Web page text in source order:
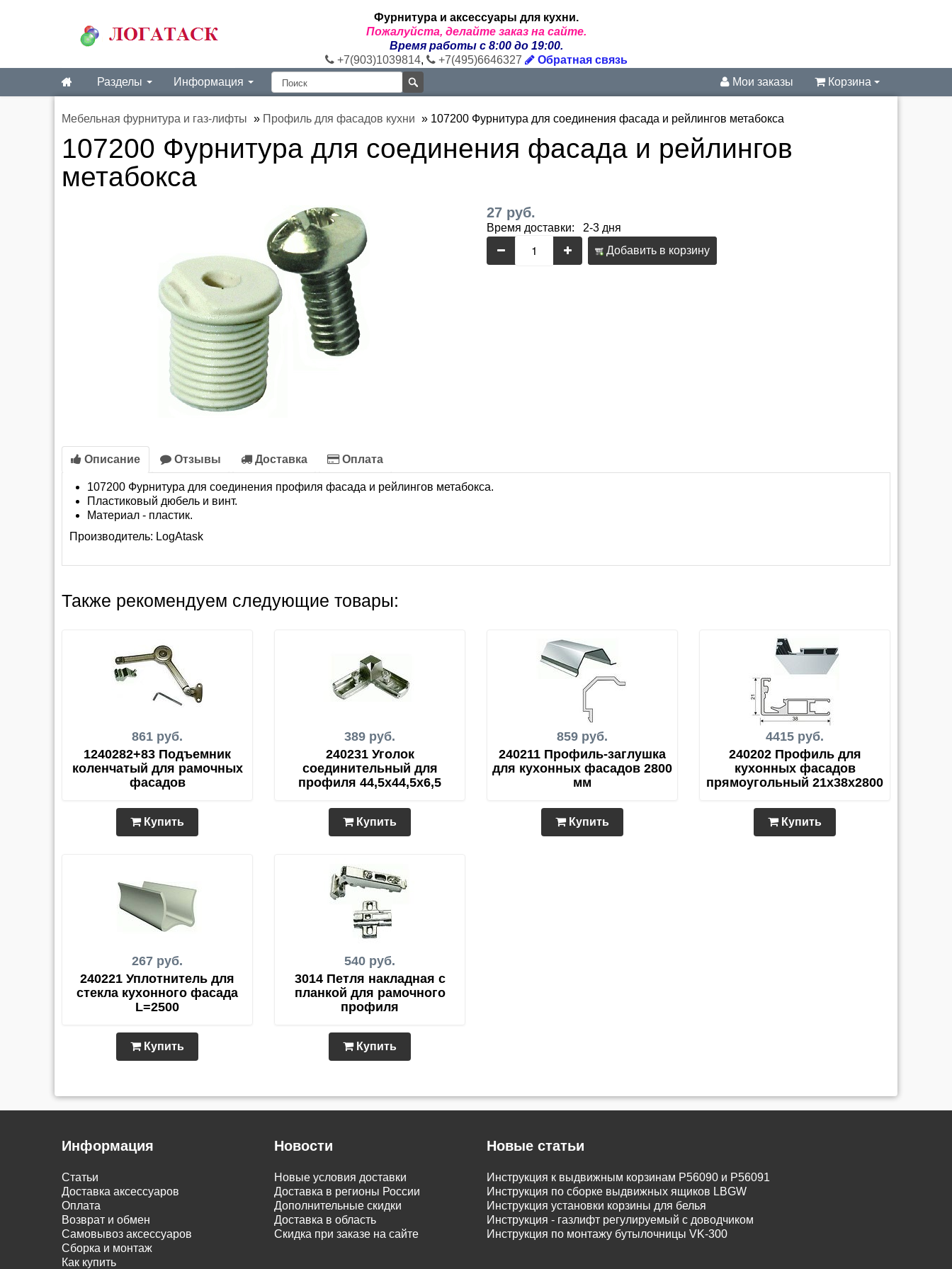
Фурнитура и аксессуары для кухни.
Пожалуйста, делайте заказ на сайте.
Время работы с 8:00 до 19:00.
+7(903)1039814, +7(495)6646327
Обратная связь
Разделы
Информация Мои заказы Корзина
Мебельная фурнитура и газ-лифты » Профиль для фасадов кухни » 107200 Фурнитура для соединения фасада и рейлингов метабокса
107200 Фурнитура для соединения фасада и рейлингов
метабокса
27 руб.
Время доставки: 2-3 дня
Добавить в корзину
Описание Отзывы Доставка Оплата
107200 Фурнитура для соединения профиля фасада и рейлингов метабокса.
Пластиковый дюбель и винт.
Материал - пластик.
Производитель: LogAtask
Также рекомендуем следующие товары:
861 руб.
1240282+83 Подъемник
коленчатый для рамочных
фасадов
Купить
389 руб.
240231 Уголок
соединительный для
профиля 44,5х44,5х6,5
Купить
859 руб.
240211 Профиль-заглушка
для кухонных фасадов 2800
мм
Купить
4415 руб.
240202 Профиль для
кухонных фасадов
прямоугольный 21х38х2800
Купить
267 руб.
240221 Уплотнитель для
стекла кухонного фасада
L=2500
Купить
540 руб.
3014 Петля накладная с
планкой для рамочного
профиля
Купить
Информация
Статьи
Доставка аксессуаров
Оплата
Возврат и обмен
Самовывоз аксессуаров
Сборка и монтаж
Как купить
Новости
Новые условия доставки
Доставка в регионы России
Дополнительные скидки
Доставка в область
Скидка при заказе на сайте
Новые статьи
Инструкция к выдвижным корзинам P56090 и P56091
Инструкция по сборке выдвижных ящиков LBGW
Инструкция установки корзины для белья
Инструкция - газлифт регулируемый с доводчиком
Инструкция по монтажу бутылочницы VK-300